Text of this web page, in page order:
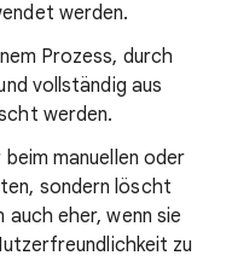
werden.
Prozess, durch
vollständig aus
werden.
manuellen oder
sondern löscht
eher, wenn sie
zu